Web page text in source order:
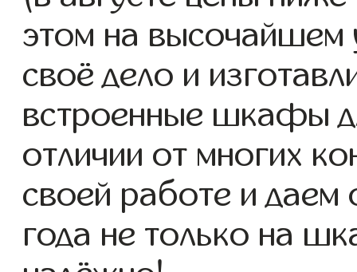
этом на
своё дело и
встроенные шкафы
отличии от многих
своей работе и
года не только на